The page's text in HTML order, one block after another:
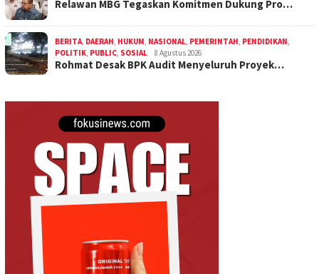
Relawan MBG Tegaskan Komitmen Dukung Pro…
BERITA DAERAH HUKUM NASIONAL PEMERINTAH PENDIDIKAN
POLITIK PUBLIC SOSIAL 8 Agustus 2026
Rohmat Desak BPK Audit Menyeluruh Proyek…